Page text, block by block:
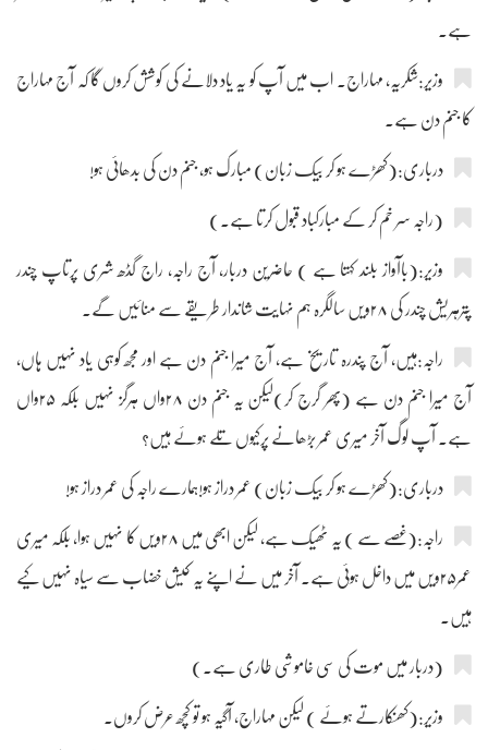
ہے۔
وزیر:شکریہ، مہاراج۔ اب میں آپ کو یہ یاد دلانے کی کوشش کروں گا کہ آج مہاراج
کا جنم دن ہے۔
درباری:(کھڑے ہو کر بیک زبان) مبارک ہو، جنم دن کی بدھائی ہو!
(راجہ سر خم کر کے مبارکباد قبول کرتا ہے۔)
وزیر:(باآواز بلند کہتا ہے ) حاضرین دربار، آج راجہ، راج گڈھ شری پرتاپ چندر
پترہریش چندر کی ۲۸ویں سالگرہ ہم نہایت شاندار طریقے سے منائیں گے۔
راجہ:ہیں، آج پندرہ تاریخ ہے، آج میرا جنم دن ہے اور مجھ کوہی یاد نہیں ہاں،
آج میرا جنم دن ہے (پھر گرج کر)لیکن یہ جنم دن ۲۸واں ہرگز نہیں بلکہ ۲۵واں
ہے۔ آپ لوگ آخر میری عمر بڑھانے پرکیوں تلے ہوئے ہیں؟
درباری:(کھڑے ہو کر بیک زبان) عمر دراز ہو!ہمارے راجہ کی عمر دراز ہو!
راجہ:(غصے سے ) یہ ٹھیک ہے، لیکن ابھی میں ۲۸ویں کا نہیں ہوا، بلکہ میری
عمر۲۵ویں میں داخل ہوئی ہے۔ آخر میں نے اپنے یہ کیش خضاب سے سیاہ نہیں کیے
ہیں۔
(دربار میں موت کی سی خاموشی طاری ہے۔)
وزیر:(کھنکارتے ہوئے ) لیکن مہاراج، آگیہ ہو تو کچھ عرض کروں۔